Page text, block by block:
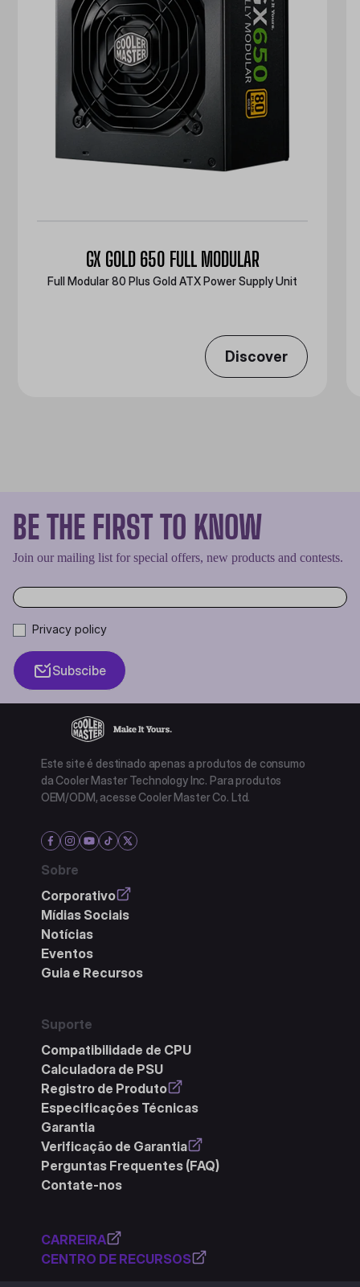
GX GOLD 650 FULL MODULAR
Full Modular 80 Plus Gold ATX Power Supply Unit
Discover
BE THE FIRST TO KNOW
Join our mailing list for special offers, new products and contests.
Privacy policy
Subscibe
Este site é destinado apenas a produtos de consumo
da Cooler Master Technology Inc. Para produtos
OEM/ODM, acesse Cooler Master Co. Ltd.
Sobre
Corporativo
Mídias Sociais
Notícias
Eventos
Guia e Recursos
Suporte
Compatibilidade de CPU
Calculadora de PSU
Registro de Produto
Especificações Técnicas
Garantia
Verificação de Garantia
Perguntas Frequentes (FAQ)
Contate-nos
CARREIRA
CENTRO DE RECURSOS